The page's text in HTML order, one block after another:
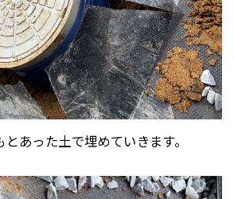
あった土で埋めていきます。